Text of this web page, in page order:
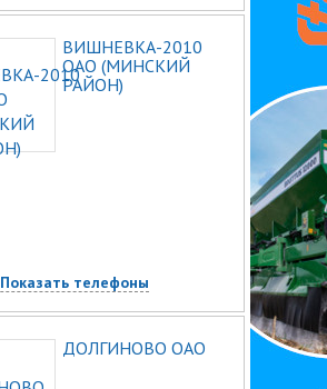
ВИШНЕВКА-2010
ОАО (МИНСКИЙ
РАЙОН)
Показать телефоны
ДОЛГИНОВО ОАО